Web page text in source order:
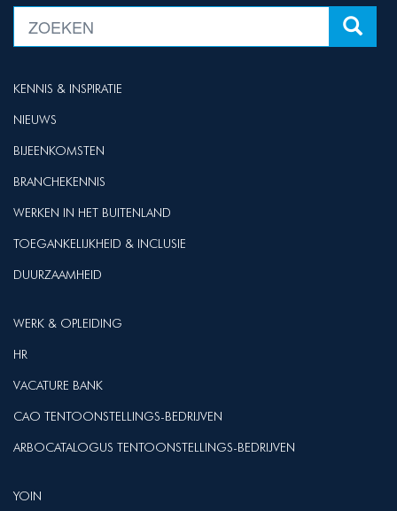
KENNIS & INSPIRATIE
NIEUWS
BIJEENKOMSTEN
BRANCHEKENNIS
WERKEN IN HET BUITENLAND
TOEGANKELIJKHEID & INCLUSIE
DUURZAAMHEID
WERK & OPLEIDING
HR
VACATURE BANK
CAO TENTOONSTELLINGS-BEDRIJVEN
ARBOCATALOGUS TENTOONSTELLINGS-BEDRIJVEN
YOIN